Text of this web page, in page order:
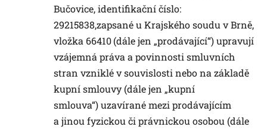
Bučovice, identifikační číslo:
29215838,zapsané u Krajského soudu v Brně,
vložka 66410(dále jen „prodávající“) upravují
vzájemná práva a povinnosti smluvních
stran vzniklé v souvislosti nebo na základě
kupní smlouvy (dále jen „kupní
smlouva“) uzavírané mezi prodávajícím
a jinou fyzickou či právnickou osobou (dále